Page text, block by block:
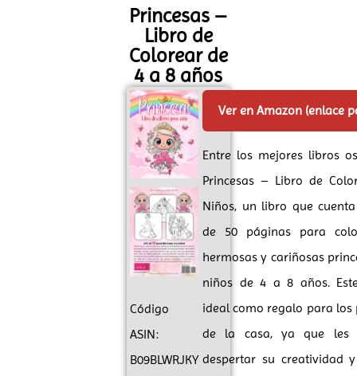
Princesas –
Libro de
Colorear de
4 a 8 años
Código
ASIN:
B09BLWRJKY
Ver en Amazon (enlace
Entre los mejores libros
Princesas – Libro de
Niños, un libro que
de 50 páginas para
hermosas y cariñosas
niños de 4 a 8 años.
ideal como regalo para los
de la casa, ya que les
despertar su creatividad